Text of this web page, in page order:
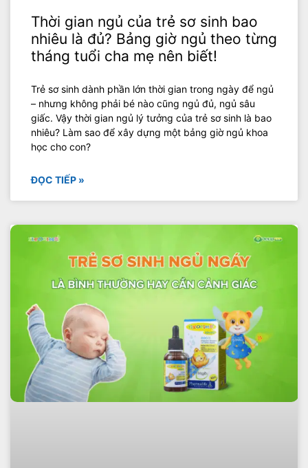
Thời gian ngủ của trẻ sơ sinh bao
nhiêu là đủ? Bảng giờ ngủ theo từng
tháng tuổi cha mẹ nên biết!
Trẻ sơ sinh dành phần lớn thời gian trong ngày để ngủ
– nhưng không phải bé nào cũng ngủ đủ, ngủ sâu
giấc. Vậy thời gian ngủ lý tưởng của trẻ sơ sinh là bao
nhiêu? Làm sao để xây dựng một bảng giờ ngủ khoa
học cho con?
ĐỌC TIẾP »